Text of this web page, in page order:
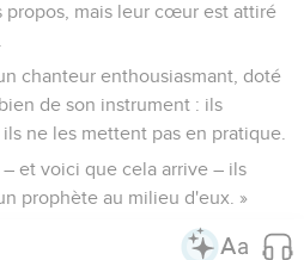
propos, mais leur cœur est attiré
chanteur enthousiasmant, doté
de son instrument : ils
ne les mettent pas en pratique.
et voici que cela arrive – ils
prophète au milieu d'eux. »